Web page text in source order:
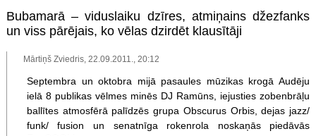
Bubamarā – viduslaiku dzīres, atmiņains džezfanks
un viss pārējais, ko vēlas dzirdēt klausītāji
Mārtiņš Zviedris, 22.09.2011., 20:12
Septembra un oktobra mijā pasaules mūzikas krogā Audēju
ielā 8 publikas vēlmes minēs DJ Ramūns, iejusties zobenbrāļu
ballītes atmosfērā palīdzēs grupa Obscurus Orbis, dejas jazz/
funk/ fusion un senatnīga rokenrola noskaņās piedāvās